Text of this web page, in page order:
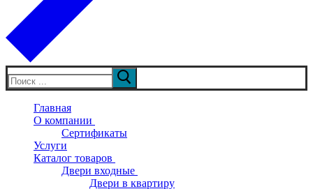
Искать:
Главная
О компании
Сертификаты
Услуги
Каталог товаров
Двери входные
Двери в квартиру